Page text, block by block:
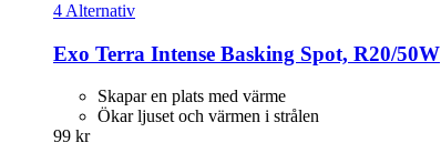
4 Alternativ
Exo Terra Intense Basking Spot, R20/50W
Skapar en plats med värme
Ökar ljuset och värmen i strålen
99 kr